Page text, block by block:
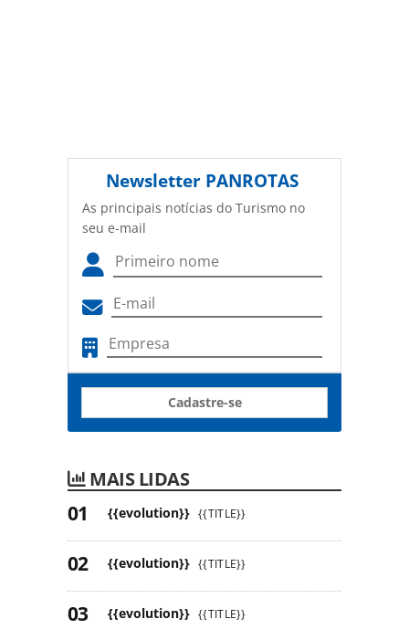
Newsletter PANROTAS
As principais notícias do Turismo no
seu e-mail
Cadastre-se
MAIS LIDAS
{{evolution}} {{TITLE}}
{{evolution}} {{TITLE}}
{{evolution}} {{TITLE}}